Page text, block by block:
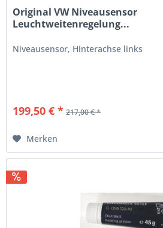
Original VW Niveausensor
Leuchtweitenregelung...
Niveausensor, Hinterachse links
199,50 € * 217,00 € *
Merken